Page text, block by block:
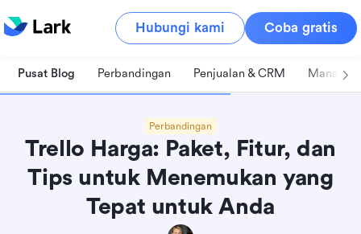
Hubungi kami Coba gratis
Pusat Blog Perbandingan Penjualan & CRM
Perbandingan
Trello Harga: Paket, Fitur, dan
Tips untuk Menemukan yang
Tepat untuk Anda